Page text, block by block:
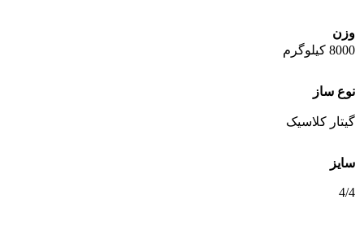
وزن
8000 کیلوگرم
نوع ساز
گیتار کلاسیک
سایز
4/4